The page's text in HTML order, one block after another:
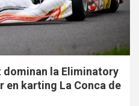
dominan la Eliminatory
en karting La Conca de